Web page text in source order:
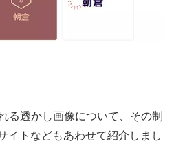
る透かし画像について、その制
イトなどもあわせて紹介しまし